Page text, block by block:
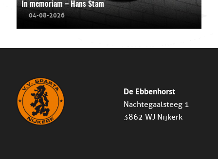
In memoriam – Hans Stam
04-08-2026
De Ebbenhorst
Nachtegaalsteeg 1
3862 WJ Nijkerk